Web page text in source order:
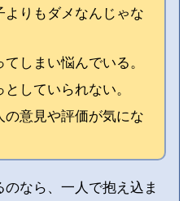
よりもダメなんじゃな
しまい悩んでいる。
していられない。
意見や評価が気にな
なら、一人で抱え込ま